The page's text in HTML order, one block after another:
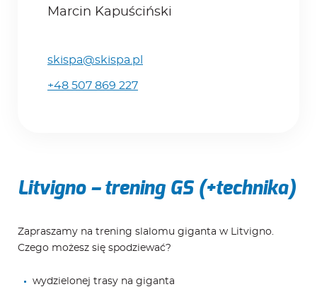
Marcin Kapuściński
skispa@skispa.pl
+48 507 869 227
Litvigno – trening GS (+technika)
Zapraszamy na trening slalomu giganta w Litvigno.
Czego możesz się spodziewać?
wydzielonej trasy na giganta